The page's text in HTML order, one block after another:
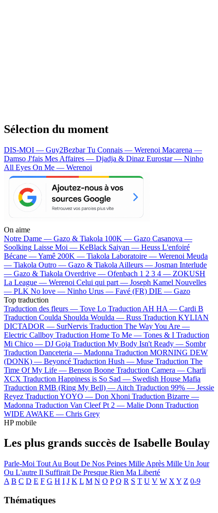
Sélection du moment
DIS-MOI — Guy2BezbarTu Connais — Werenoi Macarena —
Damso J'fais Mes Affaires — Djadja & Dinaz Eurostar — Ninho
All Eyes On Me — Werenoi
On aime
Notre Dame — Gazo & Tiakola 100K — Gazo Casanova —
Soolking Laisse Moi — KeBlack Saiyan — Heuss L'enfoiré
Bécane —Yamê 200K — Tiakola Laboratoire — Werenoi Meuda
— Tiakola Outro — Gazo & Tiakola Ailleurs — Josman Interlude
— Gazo & Tiakola Overdrive — Ofenbach 1 2 3 4 — ZOKUSH
La League — Werenoi Celui qui part — Joseph Kamel Nouvelles
— PLK No love — Ninho Urus — Favé (FR) DIE — Gazo
Top traduction
Traduction des fleurs — Tove Lo Traduction AH HA — Cardi B
Traduction Coulda Shoulda Woulda — Russ Traduction KYLIAN
DICTADOR — SurNervis Traduction The Way You Are —
Electric Callboy Traduction Home To Me — Tones & I Traduction
Mi Chico — DJ Goja Traduction My Body Isn't Ready — Sombr
Traduction Danceteria — Madonna Traduction MORNING DEW
(DONK) — Beyoncé Traduction Hush — Muse Traduction The
Time Of My Life — Benson Boone Traduction Camera — Charli
XCX Traduction Happiness is So Sad — Swedish House Mafia
Traduction RMB (Ring My Bell) — Aitch Traduction 99% — Jessie
Reyez Traduction YOYO — Don Xhoni Traduction Bizarre —
Madonna Traduction Van Cleef Pt 2 — Malie Donn Traduction
WIDE AWAKE — Chris Grey
HP mobile
Les plus grands succès de Isabelle Boulay
Parle-Moi Tout Au Bout De Nos Peines Mille Après Mille Un Jour
Ou L'autre Il Suffirait De Presque Rien Ma Liberté
A B C D E F G H I J K L M N O P Q R S T U V W X Y Z 0-9
Thématiques